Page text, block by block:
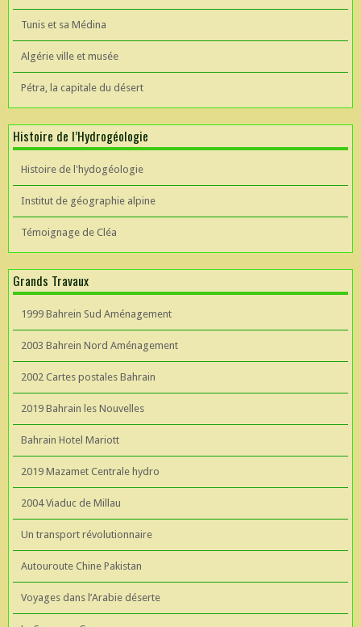
Tunis et sa Médina
Algérie ville et musée
Pétra, la capitale du désert
Histoire de l’Hydrogéologie
Histoire de l'hydogéologie
Institut de géographie alpine
Témoignage de Cléa
Grands Travaux
1999 Bahrein Sud Aménagement
2003 Bahrein Nord Aménagement
2002 Cartes postales Bahrain
2019 Bahrain les Nouvelles
Bahrain Hotel Mariott
2019 Mazamet Centrale hydro
2004 Viaduc de Millau
Un transport révolutionnaire
Autouroute Chine Pakistan
Voyages dans l’Arabie déserte